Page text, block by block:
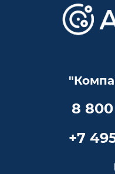
8
+7
Онлайн поддержка
Скидки и бонусы
Оптовым клиентам
Вопрос-ответ
Презентации и
Достижения и
Специалисты